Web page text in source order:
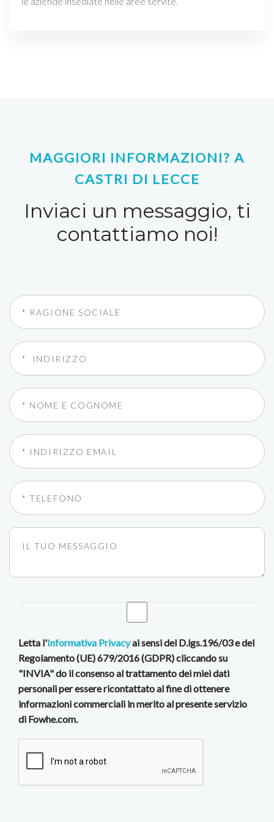
MAGGIORI INFORMAZIONI? A
CASTRI DI LECCE
Inviaci un messaggio, ti
contattiamo noi!
Letta l'Informativa Privacyai sensi del D.lgs.196/03 e del
Regolamento (UE) 679/2016 (GDPR) cliccando su
"INVIA" do il consenso al trattamento dei miei dati
personali per essere ricontattato al fine di ottenere
informazioni commerciali in merito al presente servizio
di Fowhe.com.